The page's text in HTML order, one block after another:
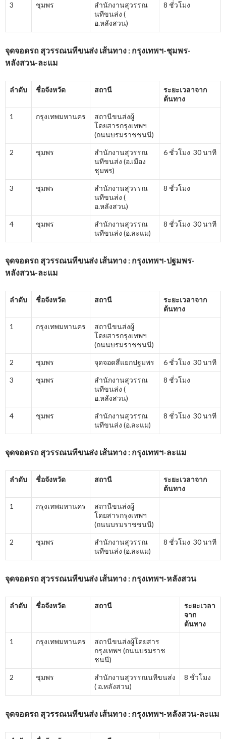
3 ชุมพร
สำนักงานสุวรรณ
นทีขนส่ง (
อ.หลังสวน)
8 ชั่วโมง
จุดจอดรถ สุวรรณนทีขนส่ง เส้นทาง : กรุงเทพฯ-ชุมพร-
หลังสวน-ละแม
ลำดับ ชื่อจังหวัด สถานี
ระยะเวลาจาก
ต้นทาง
1 กรุงเทพมหานคร
สถานีขนส่งผู้
โดยสารกรุงเทพฯ
(ถนนบรมราชชนนี)
2 ชุมพร
สำนักงานสุวรรณ
นทีขนส่ง (อ.เมือง
ชุมพร)
6 ชั่วโมง 30 นาที
3 ชุมพร
สำนักงานสุวรรณ
นทีขนส่ง (
อ.หลังสวน)
8 ชั่วโมง
4 ชุมพร
สำนักงานสุวรรณ
นทีขนส่ง (อ.ละแม)
8 ชั่วโมง 30 นาที
จุดจอดรถ สุวรรณนทีขนส่ง เส้นทาง : กรุงเทพฯ-ปฐมพร-
หลังสวน-ละแม
ลำดับ ชื่อจังหวัด สถานี
ระยะเวลาจาก
ต้นทาง
1 กรุงเทพมหานคร
สถานีขนส่งผู้
โดยสารกรุงเทพฯ
(ถนนบรมราชชนนี)
2 ชุมพร จุดจอดสี่แยกปฐมพร 6 ชั่วโมง 30 นาที
3 ชุมพร
สำนักงานสุวรรณ
นทีขนส่ง (
อ.หลังสวน)
8 ชั่วโมง
4 ชุมพร
สำนักงานสุวรรณ
นทีขนส่ง (อ.ละแม)
8 ชั่วโมง 30 นาที
จุดจอดรถ สุวรรณนทีขนส่ง เส้นทาง : กรุงเทพฯ-ละแม
ลำดับ ชื่อจังหวัด สถานี
ระยะเวลาจาก
ต้นทาง
1 กรุงเทพมหานคร
สถานีขนส่งผู้
โดยสารกรุงเทพฯ
(ถนนบรมราชชนนี)
2 ชุมพร
สำนักงานสุวรรณ
นทีขนส่ง (อ.ละแม)
8 ชั่วโมง 30 นาที
จุดจอดรถ สุวรรณนทีขนส่ง เส้นทาง : กรุงเทพฯ-หลังสวน
ลำดับ ชื่อจังหวัด สถานี
ระยะเวลา
จาก
ต้นทาง
1 กรุงเทพมหานคร
สถานีขนส่งผู้โดยสาร
กรุงเทพฯ (ถนนบรมราช
ชนนี)
2 ชุมพร
สำนักงานสุวรรณนทีขนส่ง
( อ.หลังสวน)
8 ชั่วโมง
จุดจอดรถ สุวรรณนทีขนส่ง เส้นทาง : กรุงเทพฯ-หลังสวน-ละแม